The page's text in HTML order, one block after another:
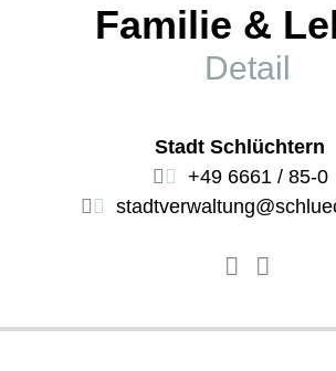
Familie &
Detail
Stadt Schlüchtern
+49 6661 / 85-0